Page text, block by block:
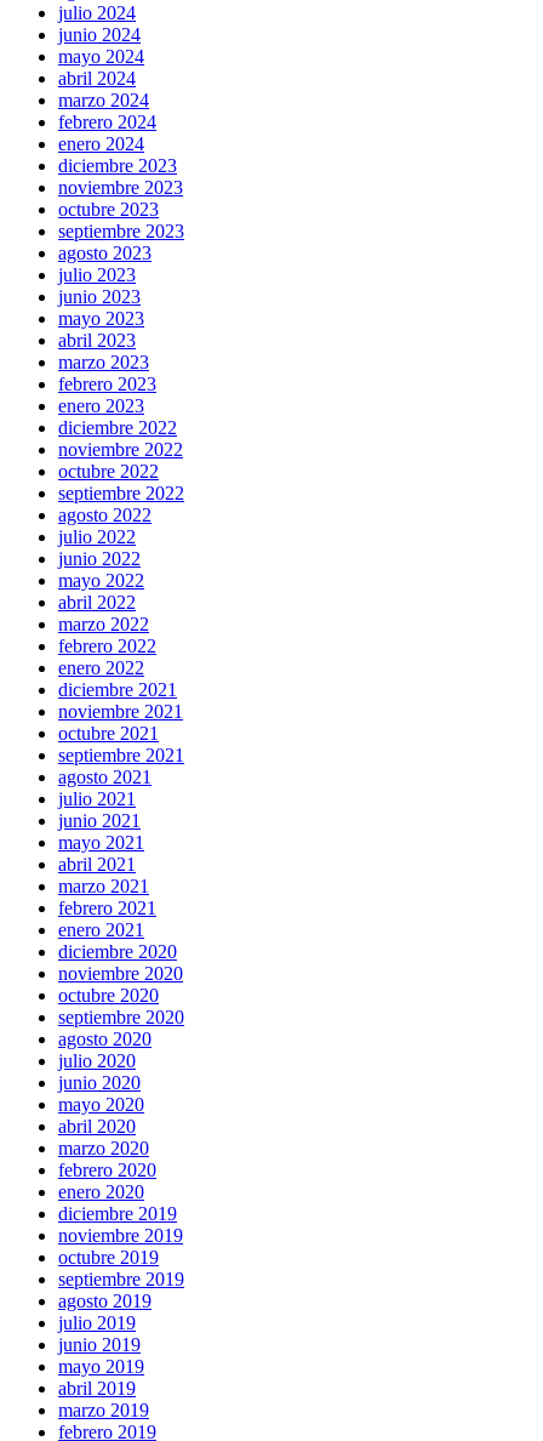
julio 2024
junio 2024
mayo 2024
abril 2024
marzo 2024
febrero 2024
enero 2024
diciembre 2023
noviembre 2023
octubre 2023
septiembre 2023
agosto 2023
julio 2023
junio 2023
mayo 2023
abril 2023
marzo 2023
febrero 2023
enero 2023
diciembre 2022
noviembre 2022
octubre 2022
septiembre 2022
agosto 2022
julio 2022
junio 2022
mayo 2022
abril 2022
marzo 2022
febrero 2022
enero 2022
diciembre 2021
noviembre 2021
octubre 2021
septiembre 2021
agosto 2021
julio 2021
junio 2021
mayo 2021
abril 2021
marzo 2021
febrero 2021
enero 2021
diciembre 2020
noviembre 2020
octubre 2020
septiembre 2020
agosto 2020
julio 2020
junio 2020
mayo 2020
abril 2020
marzo 2020
febrero 2020
enero 2020
diciembre 2019
noviembre 2019
octubre 2019
septiembre 2019
agosto 2019
julio 2019
junio 2019
mayo 2019
abril 2019
marzo 2019
febrero 2019